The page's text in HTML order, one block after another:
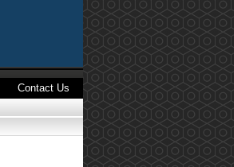
Contact Us